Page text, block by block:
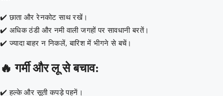
✔️ छाता और रेनकोट साथ रखें।
✔️ अधिक ठंडी और नमी वाली जगहों पर सावधानी बरतें।
✔️ ज्यादा बाहर न निकलें, बारिश में भीगने से बचें।
🔥गर्मी और लू से बचाव:
✔️ हल्के और सूती कपड़े पहनें।